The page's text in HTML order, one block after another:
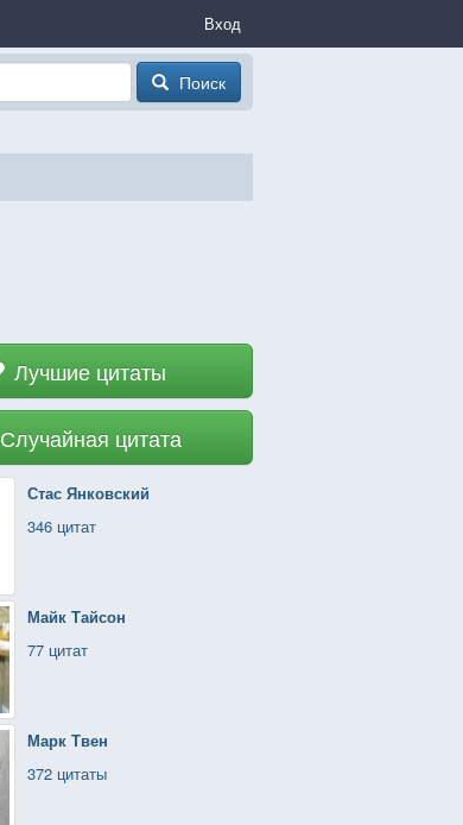
Вход
Поиск
Лучшие цитаты
Случайная цитата
Стас Янковский
346 цитат
Майк Тайсон
77 цитат
Марк Твен
372 цитаты